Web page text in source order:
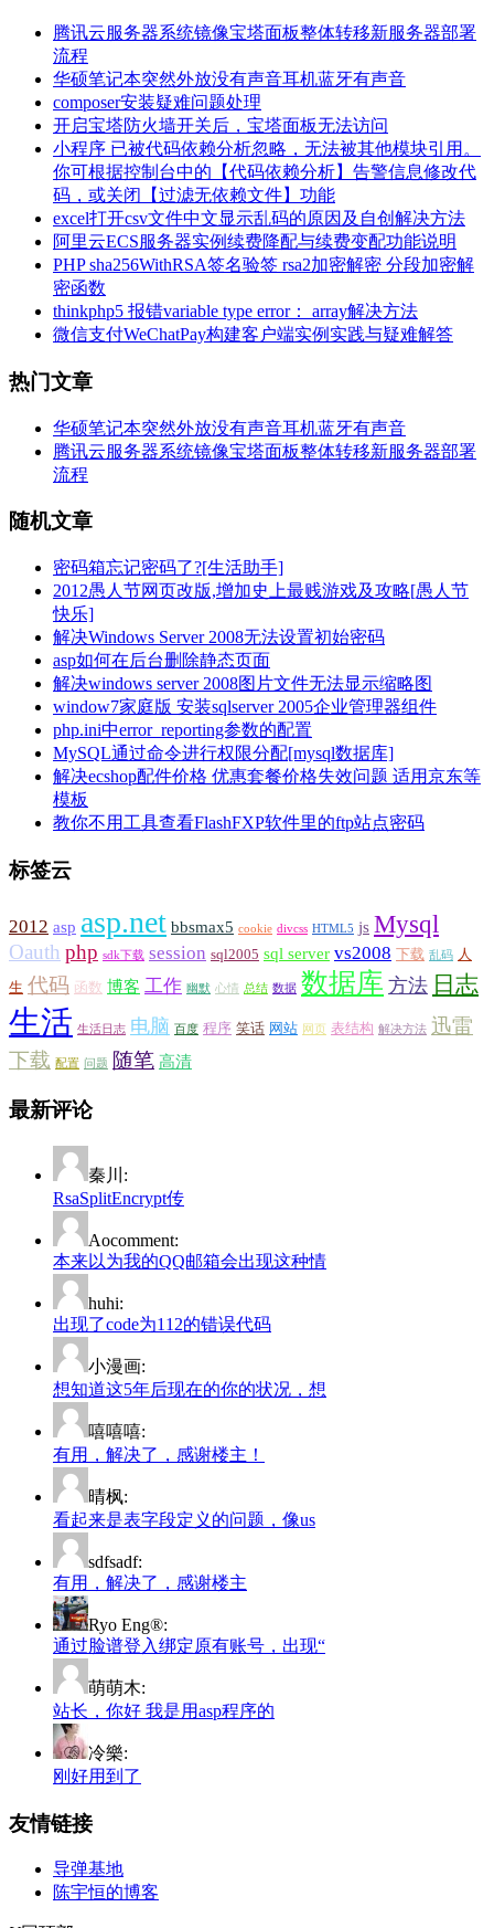
腾讯云服务器系统镜像宝塔面板整体转移新服务器部署
流程
华硕笔记本突然外放没有声音耳机蓝牙有声音
composer安装疑难问题处理
开启宝塔防火墙开关后，宝塔面板无法访问
小程序 已被代码依赖分析忽略，无法被其他模块引用。
你可根据控制台中的【代码依赖分析】告警信息修改代
码，或关闭【过滤无依赖文件】功能
excel打开csv文件中文显示乱码的原因及自创解决方法
阿里云ECS服务器实例续费降配与续费变配功能说明
PHP sha256WithRSA签名验签 rsa2加密解密 分段加密解
密函数
thinkphp5 报错variable type error： array解决方法
微信支付WeChatPay构建客户端实例实践与疑难解答
热门文章
华硕笔记本突然外放没有声音耳机蓝牙有声音
腾讯云服务器系统镜像宝塔面板整体转移新服务器部署
流程
随机文章
密码箱忘记密码了?[生活助手]
2012愚人节网页改版,增加史上最贱游戏及攻略[愚人节
快乐]
解决Windows Server 2008无法设置初始密码
asp如何在后台删除静态页面
解决windows server 2008图片文件无法显示缩略图
window7家庭版 安装sqlserver 2005企业管理器组件
php.ini中error_reporting参数的配置
MySQL通过命令进行权限分配[mysql数据库]
解决ecshop配件价格 优惠套餐价格失效问题 适用京东等
模板
教你不用工具查看FlashFXP软件里的ftp站点密码
标签云
2012 asp asp.net bbsmax5 cookie divcss HTML5 js Mysql
Oauth php sdk下载 session sql2005 sql server vs2008 下载 乱码 人
生 代码 函数 博客 工作 幽默 心情 总结 数据 数据库 方法 日志
生活 生活日志 电脑 百度 程序 笑话 网站 网页 表结构 解决方法 迅雷
下载 配置 问题 随笔 高清
最新评论
秦川:
RsaSplitEncrypt传
Aocomment:
本来以为我的QQ邮箱会出现这种情
huhi:
出现了code为112的错误代码
小漫画:
想知道这5年后现在的你的状况，想
嘻嘻嘻:
有用，解决了，感谢楼主！
晴枫:
看起来是表字段定义的问题，像us
sdfsadf:
有用，解决了，感谢楼主
Ryo Eng®:
通过脸谱登入绑定原有账号，出现“
萌萌木:
站长，你好 我是用asp程序的
冷樂:
刚好用到了
友情链接
导弹基地
陈宇恒的博客